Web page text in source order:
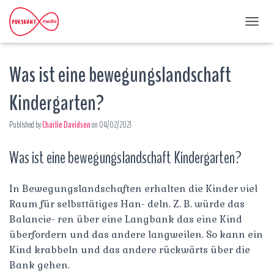
O
O
Was ist eine bewegungslandschaft
Kindergarten?
Published byCharlie Davidsonon 04/02/2021
Was ist eine bewegungslandschaft Kindergarten?
In Bewegungslandschaften erhalten die Kinder viel
Raum für selbsttätiges Han- deln. Z. B. würde das
Balancie- ren über eine Langbank das eine Kind
überfordern und das andere langweilen. So kann ein
Kind krabbeln und das andere rückwärts über die
Bank gehen.